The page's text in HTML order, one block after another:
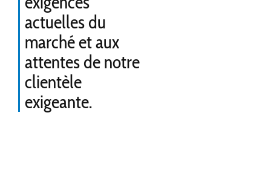
actuelles du
marché et aux
attentes de notre
clientèle
exigeante.